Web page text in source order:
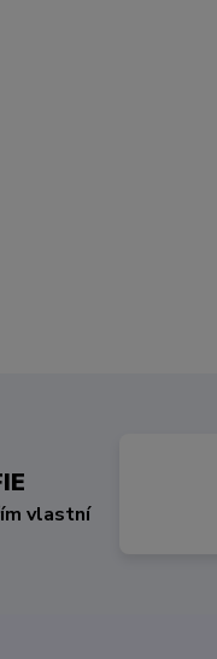
vlastní